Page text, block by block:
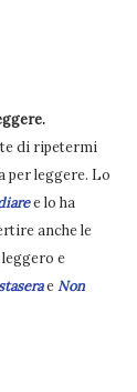
di ripetermi
per leggere. Lo
e lo ha
anche le
e
e Non